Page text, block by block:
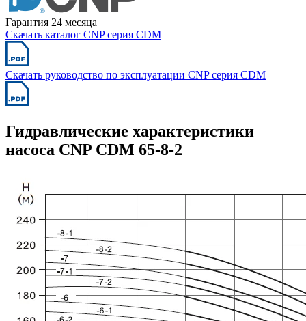
Гарантия 24 месяца
Скачать каталог CNP серия CDM
Скачать руководство по эксплуатации CNP серия CDM
Гидравлические характеристики
насоса CNP CDM 65-8-2